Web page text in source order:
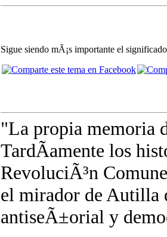
Sigue siendo mÃ¡s importante el
"La propia memoria
TardÃ­amente los
RevoluciÃ³n
el mirador de Autilla
antiseÃ±orial y